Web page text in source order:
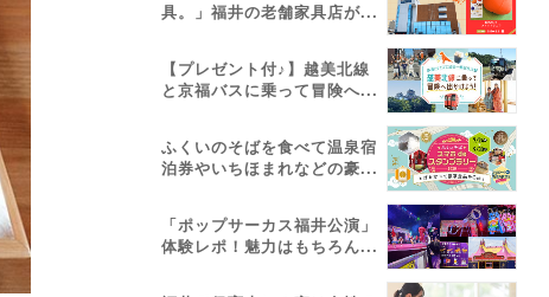
具。」福井の老舗家具店が...
【プレゼント付♪】越美北線
と京福バスに乗って冒険へ...
ふくいのそばを食べて温泉宿
泊券やいちほまれなどの豪...
「ポップサーカス福井公演」
体験レポ！魅力はもちろん...